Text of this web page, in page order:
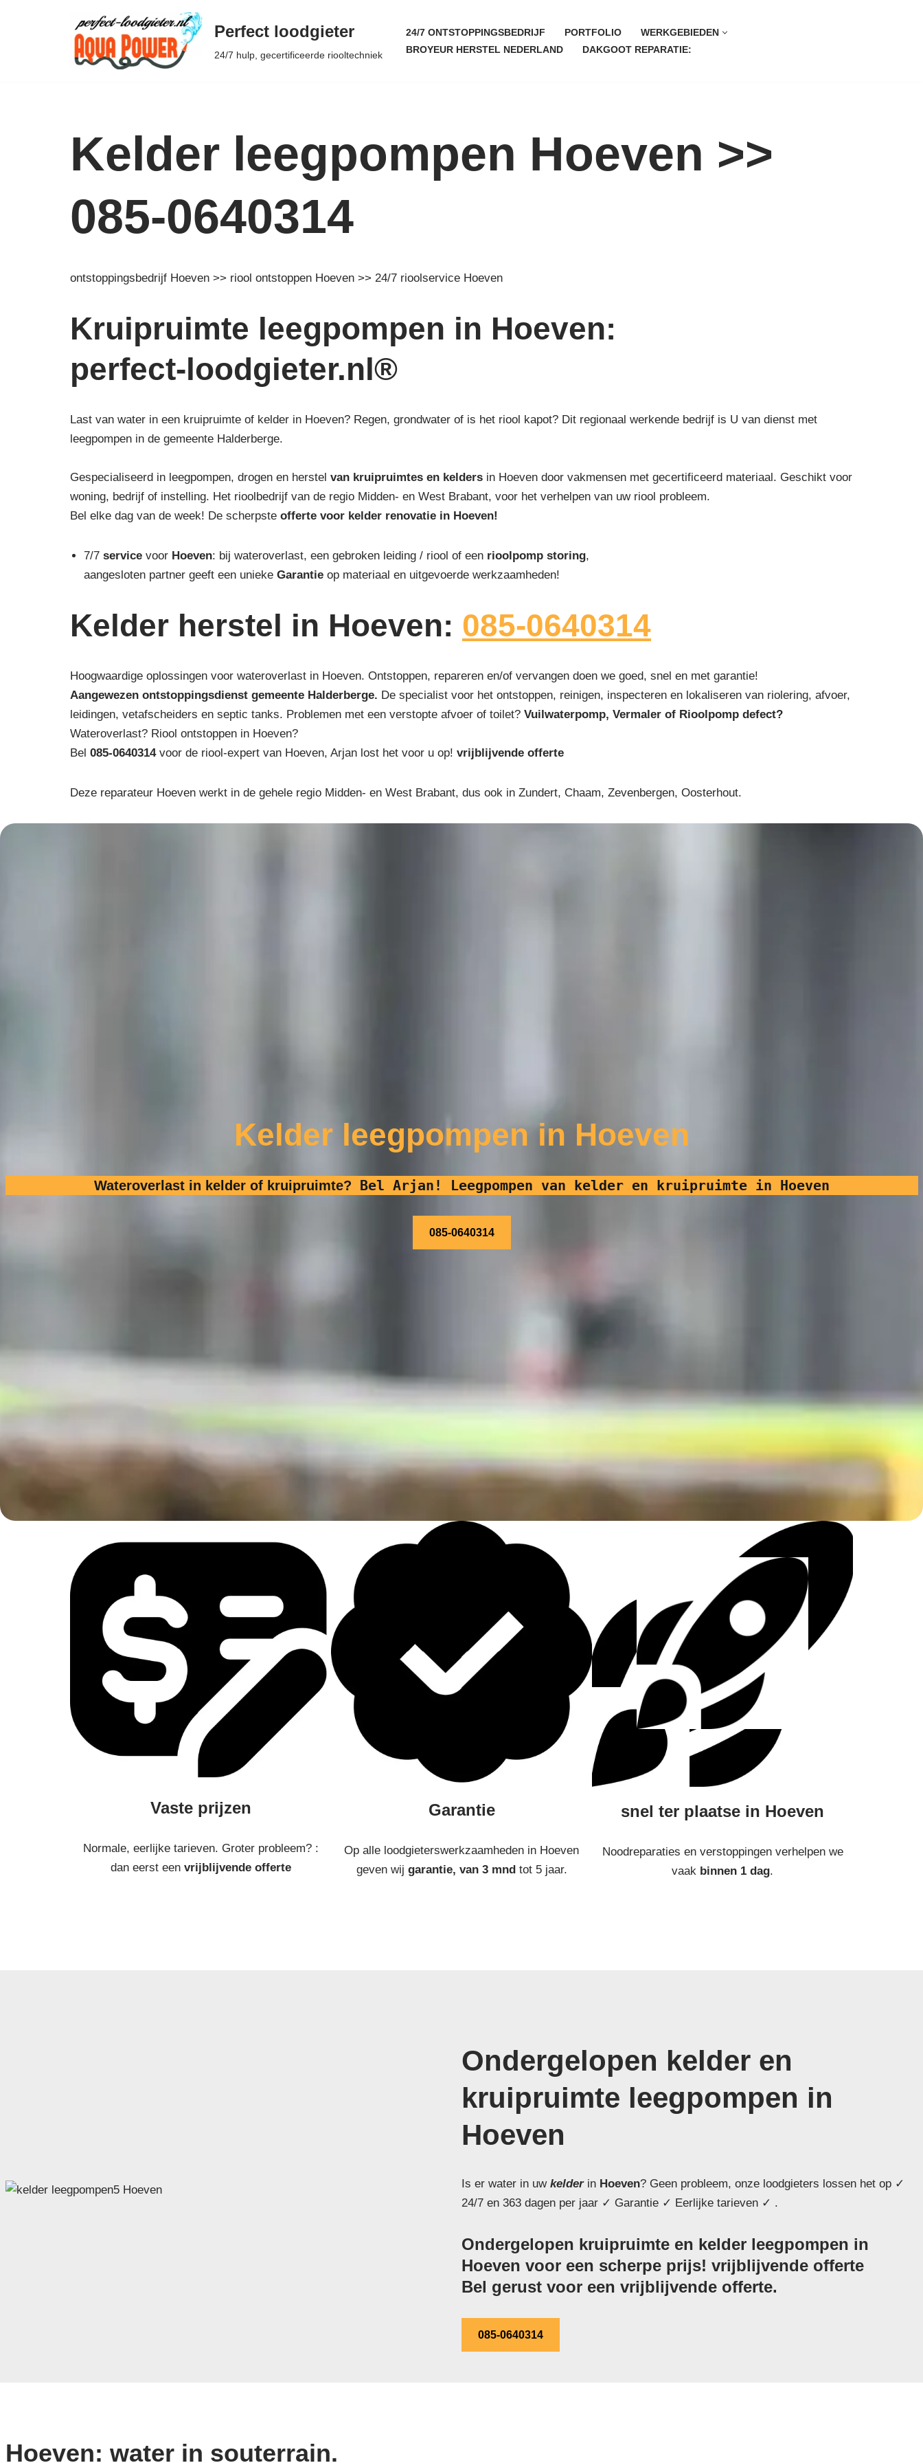
Perfect loodgieter
24/7 hulp, gecertificeerde riooltechniek
24/7 ONTSTOPPINGSBEDRIJF PORTFOLIO
WERKGEBIEDEN
BROYEUR HERSTEL NEDERLAND
DAKGOOT REPARATIE:
Kelder leegpompen Hoeven >>
085-0640314
ontstoppingsbedrijf Hoeven >> riool ontstoppen Hoeven >> 24/7 rioolservice Hoeven
Kruipruimte leegpompen in Hoeven:
perfect-loodgieter.nl®
Last van water in een kruipruimte of kelder in Hoeven? Regen, grondwater of is het riool kapot? Dit regionaal werkende bedrijf is U van dienst met
leegpompen in de gemeente Halderberge.
Gespecialiseerd in leegpompen, drogen en herstel van kruipruimtes en kelders in Hoeven door vakmensen met gecertificeerd materiaal. Geschikt voor
woning, bedrijf of instelling. Het rioolbedrijf van de regio Midden- en West Brabant, voor het verhelpen van uw riool probleem.
Bel elke dag van de week! De scherpste offerte voor kelder renovatie in Hoeven!
7/7 service voor Hoeven: bij wateroverlast, een gebroken leiding / riool of een rioolpomp storing,
aangesloten partner geeft een unieke Garantie op materiaal en uitgevoerde werkzaamheden!
Kelder herstel in Hoeven: 085-0640314
Hoogwaardige oplossingen voor wateroverlast in Hoeven. Ontstoppen, repareren en/of vervangen doen we goed, snel en met garantie!
Aangewezen ontstoppingsdienst gemeente Halderberge. De specialist voor het ontstoppen, reinigen, inspecteren en lokaliseren van riolering, afvoer,
leidingen, vetafscheiders en septic tanks. Problemen met een verstopte afvoer of toilet? Vuilwaterpomp, Vermaler of Rioolpomp defect?
Wateroverlast? Riool ontstoppen in Hoeven?
Bel 085-0640314 voor de riool-expert van Hoeven, Arjan lost het voor u op! vrijblijvende offerte
Deze reparateur Hoeven werkt in de gehele regio Midden- en West Brabant, dus ook in Zundert, Chaam, Zevenbergen, Oosterhout.
Kelder leegpompen in Hoeven
Wateroverlast in kelder of kruipruimte? Bel Arjan! Leegpompen van kelder en kruipruimte in Hoeven
085-0640314
Vaste prijzen
Normale, eerlijke tarieven. Groter probleem? :
dan eerst een vrijblijvende offerte
Garantie
Op alle loodgieterswerkzaamheden in Hoeven
geven wij garantie, van 3 mndtot 5 jaar.
snel ter plaatse in Hoeven
Noodreparaties en verstoppingen verhelpen we
vaak binnen 1 dag.
Ondergelopen kelder en
kruipruimte leegpompen in
Hoeven
Is er water in uw kelderin Hoeven? Geen probleem, onze loodgieters lossen het op ✓
24/7 en 363 dagen per jaar ✓ Garantie ✓ Eerlijke tarieven ✓ .
Ondergelopen kruipruimte en kelder leegpompen in
Hoeven voor een scherpe prijs! vrijblijvende offerte
Bel gerust voor een vrijblijvende offerte.
085-0640314
Hoeven: water in souterrain.